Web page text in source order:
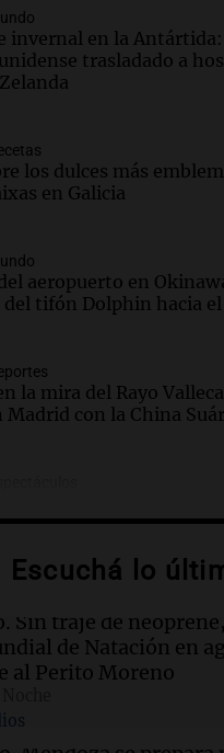
invernal en la
trasladado a
los dulces más
en Galicia
aeropuerto en
del tifón Dolphin hacia el
la mira del Rayo
Madrid con la China
se muda a Madrid
de hasta $400 en
Disrupt 2026 hasta
World se trasladará a San
la fusión entre
Escuchá lo
Sin traje de
de Natación en
al Perito Moreno